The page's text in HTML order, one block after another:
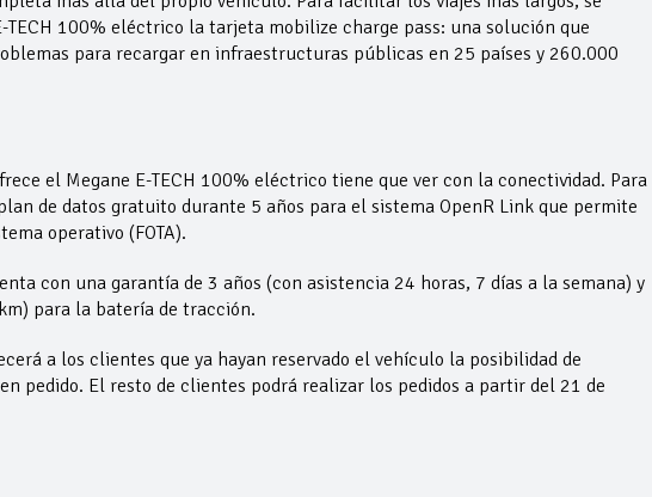
TECH 100% eléctrico la tarjeta mobilize charge pass: una solución que
para recargar en infraestructuras públicas en 25 países y 260.000
el Megane E-TECH 100% eléctrico tiene que ver con la conectividad. Para
de datos gratuito durante 5 años para el sistema OpenR Link que permite
operativo (FOTA).
con una garantía de 3 años (con asistencia 24 horas, 7 días a la semana) y
para la batería de tracción.
a los clientes que ya hayan reservado el vehículo la posibilidad de
pedido. El resto de clientes podrá realizar los pedidos a partir del 21 de